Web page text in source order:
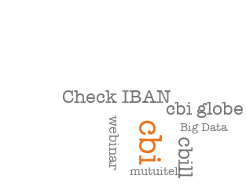
cbi cbill
cbi globe
Check IBAN
webinar
mutuitel
Big Data